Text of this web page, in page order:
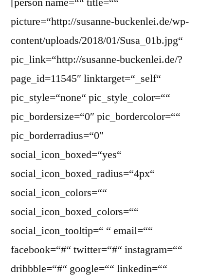
picture=“http://susanne-buckenlei.de/wp-
content/uploads/2018/01/Susa_01b.jpg“
pic_link=“http://susanne-buckenlei.de/?
page_id=11545″ linktarget=“_self“
pic_style=“none“ pic_style_color=““
pic_bordersize=“0″ pic_bordercolor=““
pic_borderradius=“0″
social_icon_boxed=“yes“
social_icon_boxed_radius=“4px“
social_icon_colors=““
social_icon_boxed_colors=““
social_icon_tooltip=“ “ email=““
facebook=“#“ twitter=“#“ instagram=““
dribbble=“#“ google=““ linkedin=““